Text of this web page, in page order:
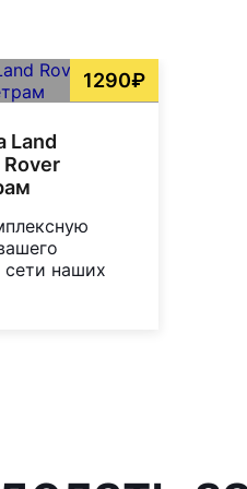
1290₽
Land
Rover
наших